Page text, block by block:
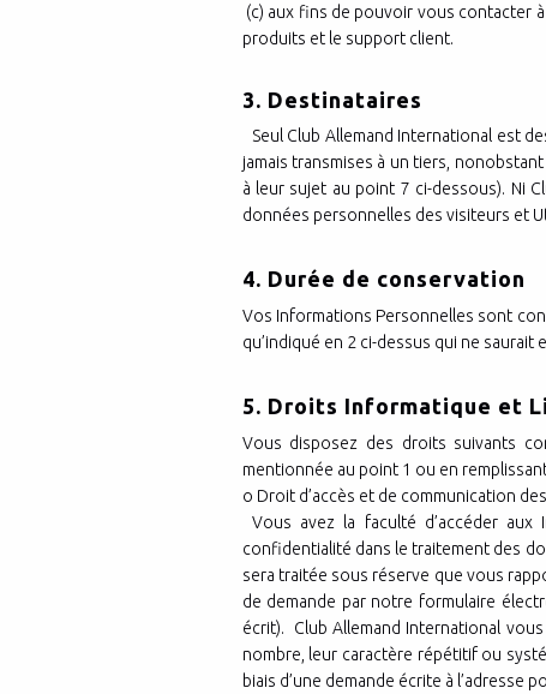
(c) aux fins de pouvoir vous contacter
produits et le support client.
3. Destinataires
Seul Club Allemand International est
jamais transmises à un tiers,
à leur sujet au point 7 ci-dessous). Ni
données personnelles des visiteurs et
4. Durée de conservation
Vos Informations Personnelles sont
qu’indiqué en 2 ci-dessus qui ne
5. Droits Informatique et
Vous disposez des droits suivants
mentionnée au point 1 ou en
o Droit d’accès et de communication
Vous avez la faculté d’accéder
confidentialité dans le traitement des
sera traitée sous réserve que vous
de demande par notre formulaire
écrit). Club Allemand International
nombre, leur caractère répétitif ou
biais d’une demande écrite à